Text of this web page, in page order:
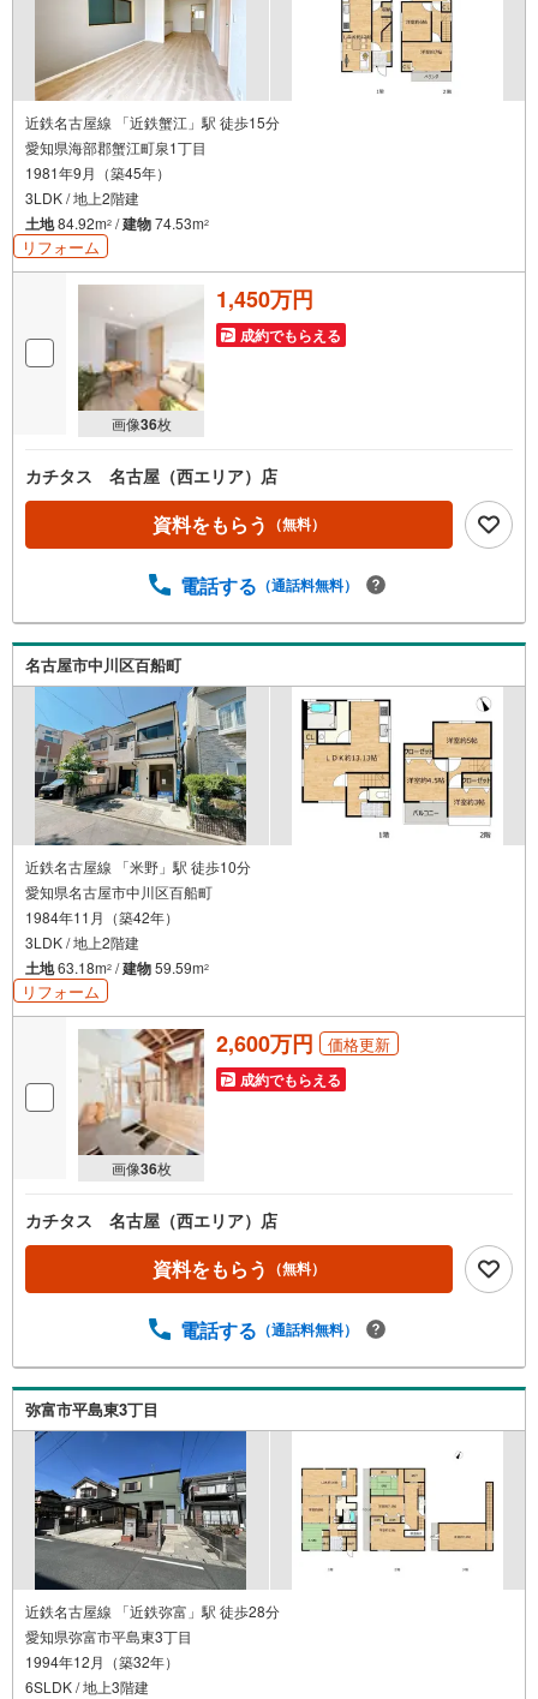
近鉄名古屋線 「近鉄蟹江」駅 徒歩15分
愛知県海部郡蟹江町泉1丁目
1981年9月（築45年）
3LDK / 地上2階建
土地84.92m2 /建物74.53m2
リフォーム
画像36枚
1,450万円
成約でもらえる
カチタス 名古屋（西エリア）店
資料をもらう （無料）
電話する （通話料無料）
名古屋市中川区百船町
近鉄名古屋線 「米野」駅 徒歩10分
愛知県名古屋市中川区百船町
1984年11月（築42年）
3LDK / 地上2階建
土地63.18m2 /建物59.59m2
リフォーム
画像36枚
2,600万円 価格更新
成約でもらえる
カチタス 名古屋（西エリア）店
資料をもらう （無料）
電話する （通話料無料）
弥富市平島東3丁目
近鉄名古屋線 「近鉄弥富」駅 徒歩28分
愛知県弥富市平島東3丁目
1994年12月（築32年）
6SLDK / 地上3階建